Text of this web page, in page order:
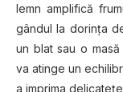
lemn amplifică
gândul la dorința
un blat sau o
va atinge un
a imprima